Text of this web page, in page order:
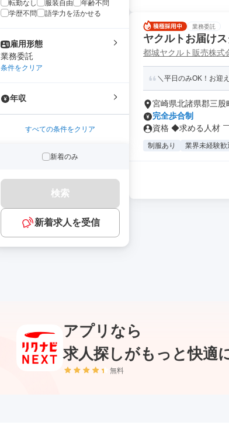
転勤なし
服装自由
年齢不問
学歴不問
語学力を活かせる
雇用形態
業務委託
条件をクリア
年収
すべての条件をクリア
新着のみ
検索
新着求人を受信
業務委託
ヤクルトお届け
都城ヤクルト販売株式
＼平日のみOK！お迎
宮崎県北諸県郡三股
完全歩合制
資格 ◆求める人材
制服あり 業界未経験歓
アプリなら
求人探しがもっと快適
無料